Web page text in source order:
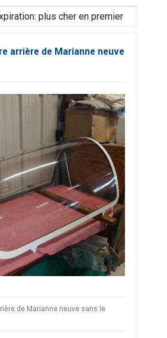
arrière de Marianne neuve
de Marianne neuve sans le